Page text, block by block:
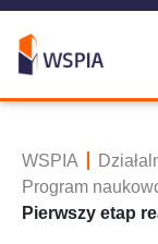
WSPIA
Program
Pierwszy etap